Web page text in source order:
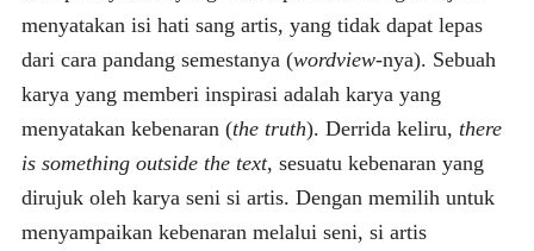
menyatakan isi hati sang artis, yang tidak dapat lepas
dari cara pandang semestanya (wordview-nya). Sebuah
karya yang memberi inspirasi adalah karya yang
menyatakan kebenaran (the truth). Derrida keliru, there
is something outside the text, sesuatu kebenaran yang
dirujuk oleh karya seni si artis. Dengan memilih untuk
menyampaikan kebenaran melalui seni, si artis